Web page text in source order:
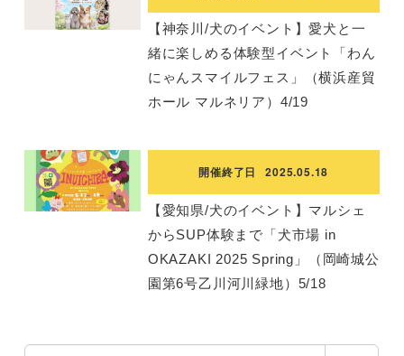
【神奈川/犬のイベント】愛犬と一
緒に楽しめる体験型イベント「わん
にゃんスマイルフェス」（横浜産貿
ホール マルネリア）4/19
開催終了日 2025.05.18
【愛知県/犬のイベント】マルシェ
からSUP体験まで「犬市場 in
OKAZAKI 2025 Spring」（岡崎城公
園第6号乙川河川緑地）5/18